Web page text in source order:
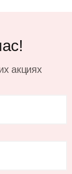
акциях